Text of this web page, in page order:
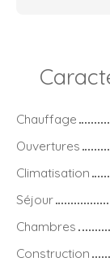
Chauffage
Ouvertures
Climatisation
Séjour
Chambres
Construction